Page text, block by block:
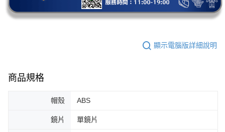
顯示電腦版詳細說明
商品規格
帽殼 ABS
鏡片 單鏡片